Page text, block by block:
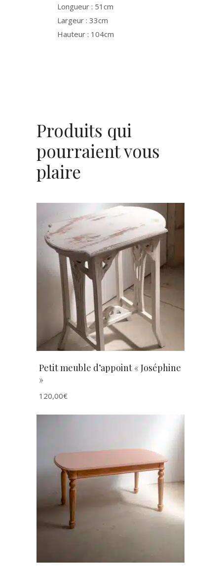
Longueur : 51cm
Largeur : 33cm
Hauteur : 104cm
Produits qui
pourraient vous
plaire
AJOUTER AU PANIER
Petit meuble d’appoint « Joséphine
»
120,00€
AJOUTER AU PANIER